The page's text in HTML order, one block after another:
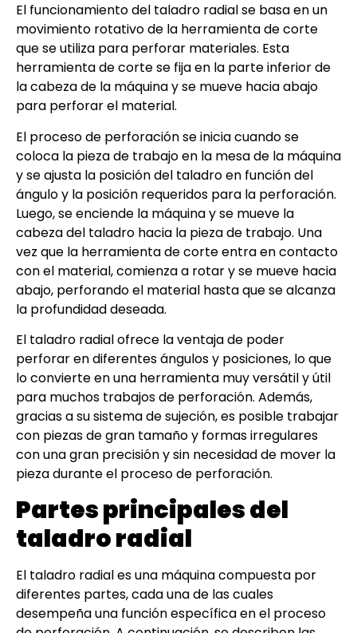
El funcionamiento del taladro radial se basa en un
movimiento rotativo de la herramienta de corte
que se utiliza para perforar materiales. Esta
herramienta de corte se fija en la parte inferior de
la cabeza de la máquina y se mueve hacia abajo
para perforar el material.
El proceso de perforación se inicia cuando se
coloca la pieza de trabajo en la mesa de la máquina
y se ajusta la posición del taladro en función del
ángulo y la posición requeridos para la perforación.
Luego, se enciende la máquina y se mueve la
cabeza del taladro hacia la pieza de trabajo. Una
vez que la herramienta de corte entra en contacto
con el material, comienza a rotar y se mueve hacia
abajo, perforando el material hasta que se alcanza
la profundidad deseada.
El taladro radial ofrece la ventaja de poder
perforar en diferentes ángulos y posiciones, lo que
lo convierte en una herramienta muy versátil y útil
para muchos trabajos de perforación. Además,
gracias a su sistema de sujeción, es posible trabajar
con piezas de gran tamaño y formas irregulares
con una gran precisión y sin necesidad de mover la
pieza durante el proceso de perforación.
Partes principales del
taladro radial
El taladro radial es una máquina compuesta por
diferentes partes, cada una de las cuales
desempeña una función específica en el proceso